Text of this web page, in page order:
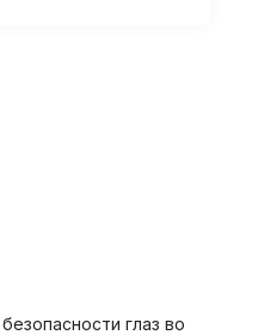
глаз во